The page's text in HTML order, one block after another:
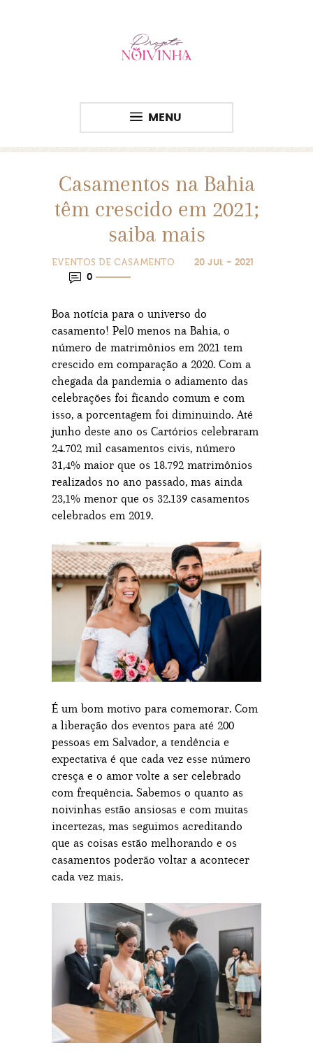
MENU
Casamentos na Bahia
têm crescido em 2021;
saiba mais
EVENTOS DE CASAMENTO
20 JUL - 2021
0
Boa notícia para o universo do
casamento! Pel0 menos na Bahia, o
número de matrimônios em 2021 tem
crescido em comparação a 2020. Com a
chegada da pandemia o adiamento das
celebrações foi ficando comum e com
isso, a porcentagem foi diminuindo. Até
junho deste ano os Cartórios celebraram
24.702 mil casamentos civis, número
31,4% maior que os 18.792 matrimônios
realizados no ano passado, mas ainda
23,1% menor que os 32.139 casamentos
celebrados em 2019.
É um bom motivo para comemorar. Com
a liberação dos eventos para até 200
pessoas em Salvador, a tendência e
expectativa é que cada vez esse número
cresça e o amor volte a ser celebrado
com frequência. Sabemos o quanto as
noivinhas estão ansiosas e com muitas
incertezas, mas seguimos acreditando
que as coisas estão melhorando e os
casamentos poderão voltar a acontecer
cada vez mais.